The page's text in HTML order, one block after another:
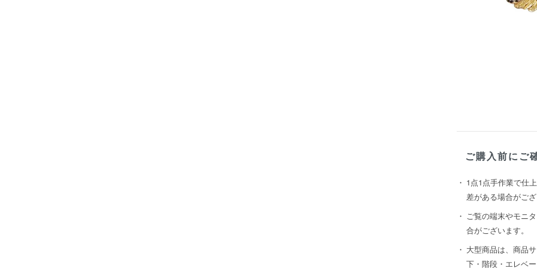
ご購入前にご
1点1点手作業で仕
差がある場合がご
ご覧の端末やモニ
合がございます。
大型商品は、商品
下・階段・エレベ